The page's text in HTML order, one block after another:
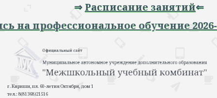
⇒Расписание занятий
на профессиональное обучение
г. Кириши, пл. 60-летия Октября, дом 1
тел.: 8(81368)21516